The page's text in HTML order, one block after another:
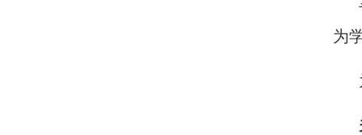
为